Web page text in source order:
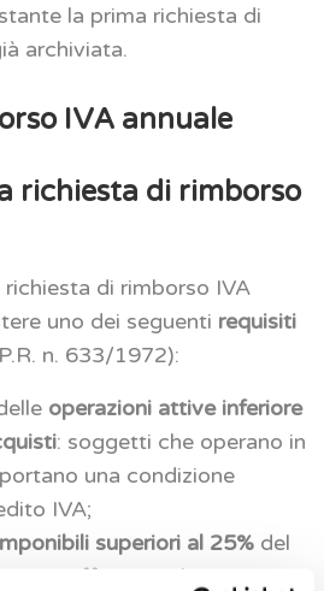
la prima richiesta di
archiviata.
IVA annuale
richiesta di rimborso
di rimborso IVA
uno dei seguenti requisiti
n. 633/1972):
operazioni attive inferiore
: soggetti che operano in
una condizione
IVA;
superiori al 25% del
effettuate: le